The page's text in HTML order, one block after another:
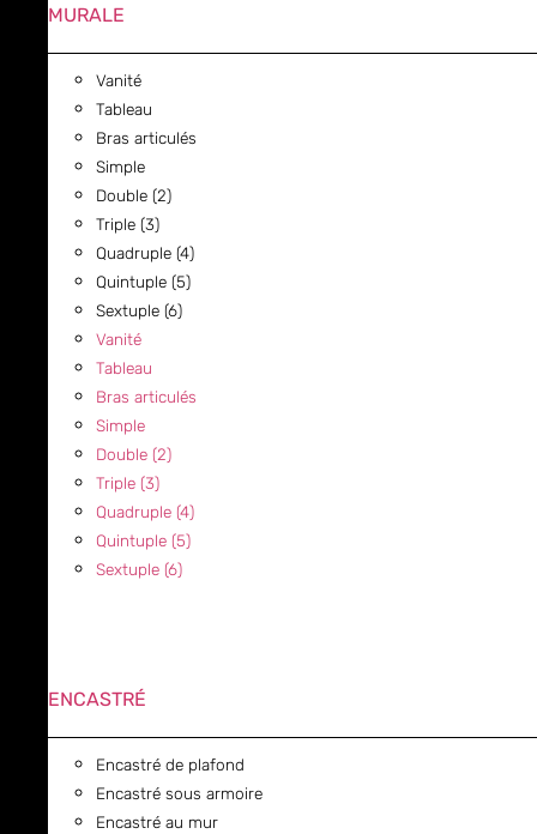
MURALE
Vanité
Tableau
Bras articulés
Simple
Double (2)
Triple (3)
Quadruple (4)
Quintuple (5)
Sextuple (6)
Vanité
Tableau
Bras articulés
Simple
Double (2)
Triple (3)
Quadruple (4)
Quintuple (5)
Sextuple (6)
ENCASTRÉ
Encastré de plafond
Encastré sous armoire
Encastré au mur